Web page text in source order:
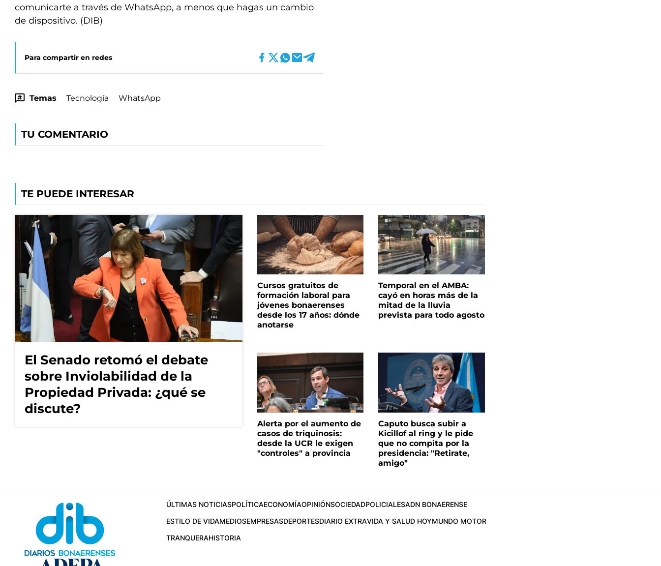
comunicarte a través de WhatsApp, a menos que hagas un cambio
de dispositivo. (DIB)
Para compartir en redes
Temas Tecnología WhatsApp
TU COMENTARIO
TE PUEDE INTERESAR
El Senado retomó el debate
sobre Inviolabilidad de la
Propiedad Privada: ¿qué se
discute?
Cursos gratuitos de
formación laboral para
jóvenes bonaerenses
desde los 17 años: dónde
anotarse
Temporal en el AMBA:
cayó en horas más de la
mitad de la lluvia
prevista para todo agosto
Alerta por el aumento de
casos de triquinosis:
desde la UCR le exigen
"controles" a provincia
Caputo busca subir a
Kicillof al ring y le pide
que no compita por la
presidencia: "Retirate,
amigo"
ÚLTIMAS NOTICIASPOLÍTICAECONOMÍAOPINIÓNSOCIEDADPOLICIALESADN BONAERENSE
ESTILO DE VIDAMEDIOSEMPRESASDEPORTESDIARIO EXTRAVIDA Y SALUD HOYMUNDO MOTOR
TRANQUERAHISTORIA